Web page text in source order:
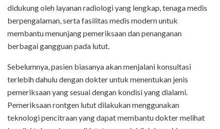
didukung oleh layanan radiologi yang lengkap, tenaga medis
berpengalaman, serta fasilitas medis modern untuk
membantu menunjang pemeriksaan dan penanganan
berbagai gangguan pada lutut.
Sebelumnya, pasien biasanya akan menjalani konsultasi
terlebih dahulu dengan dokter untuk menentukan jenis
pemeriksaan yang sesuai dengan kondisi yang dialami.
Pemeriksaan rontgen lutut dilakukan menggunakan
teknologi pencitraan yang dapat membantu dokter melihat